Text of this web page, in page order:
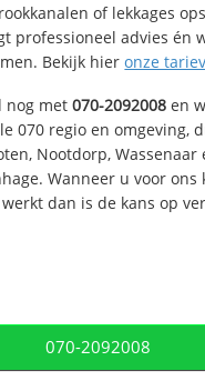
of lekkages
professioneel advies én
Bekijk hieronze
nog met070-2092008 en
070 regio en omgeving,
Nootdorp,
Wanneer u voor
dan is de kans op
070-2092008